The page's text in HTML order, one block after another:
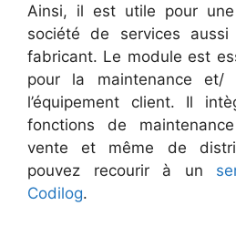
Ainsi, il est utile pour
société de services
fabricant. Le module est
pour la maintenance
l’équipement client. Il
fonctions de
vente et même de
pouvez recourir à un
Codilog.